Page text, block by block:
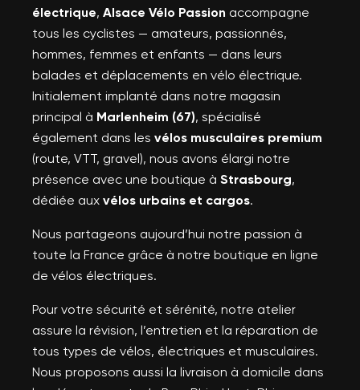
électrique, Alsace Vélo Passion accompagne
tous les cyclistes — amateurs, passionnés,
hommes, femmes et enfants — dans leurs
balades et déplacements en vélo électrique.
Initialement implanté dans notre magasin
principal à Marlenheim (67), spécialisé
également dans les vélos musculaires premium
(route, VTT, gravel), nous avons élargi notre
présence avec une boutique à Strasbourg,
dédiée aux vélos urbains et cargos.
Nous partageons aujourd’hui notre passion à
toute la France grâce à notre boutique en ligne
de vélos électriques.
Pour votre sécurité et sérénité, notre atelier
assure la révision, l’entretien et la réparation de
tous types de vélos, électriques et musculaires.
Nous proposons aussi la livraison à domicile dans